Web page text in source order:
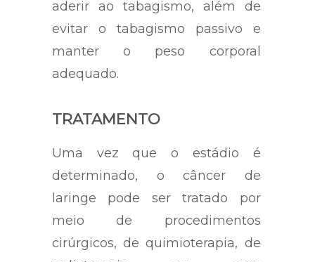
aderir ao tabagismo, além de
evitar o tabagismo passivo e
manter o peso corporal
adequado.
TRATAMENTO
Uma vez que o estádio é
determinado, o câncer de
laringe pode ser tratado por
meio de procedimentos
cirúrgicos, de quimioterapia, de